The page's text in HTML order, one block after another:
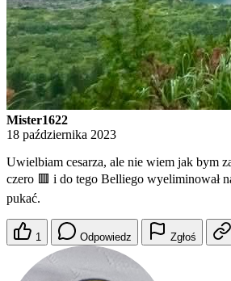
Mister1622
18 października 2023
Uwielbiam cesarza, ale nie wiem jak bym
czero 🟥 i do tego Belliego wyeliminował
pukać.
1 Odpowiedz Zgłoś